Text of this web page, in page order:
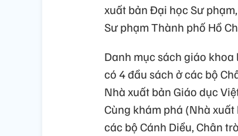
xuất bản Đại học Sư
Sư phạm Thành phố Hồ
Danh mục sách giáo khoa
có 4 đầu sách ở các bộ
Nhà xuất bản Giáo dục
Cùng khám phá (Nhà
các bộ Cánh Diều, Chân